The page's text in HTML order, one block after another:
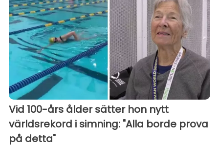
Vid 100-års ålder sätter hon nytt
världsrekord i simning: "Alla borde prova
på detta"